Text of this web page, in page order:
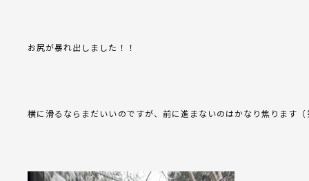
お尻が暴れ出しました！！
横に滑るならまだいいのですが、前に進まないのはかなり焦ります（